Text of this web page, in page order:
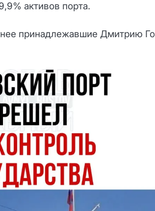
активов порта.
принадлежавшие Дмитрию